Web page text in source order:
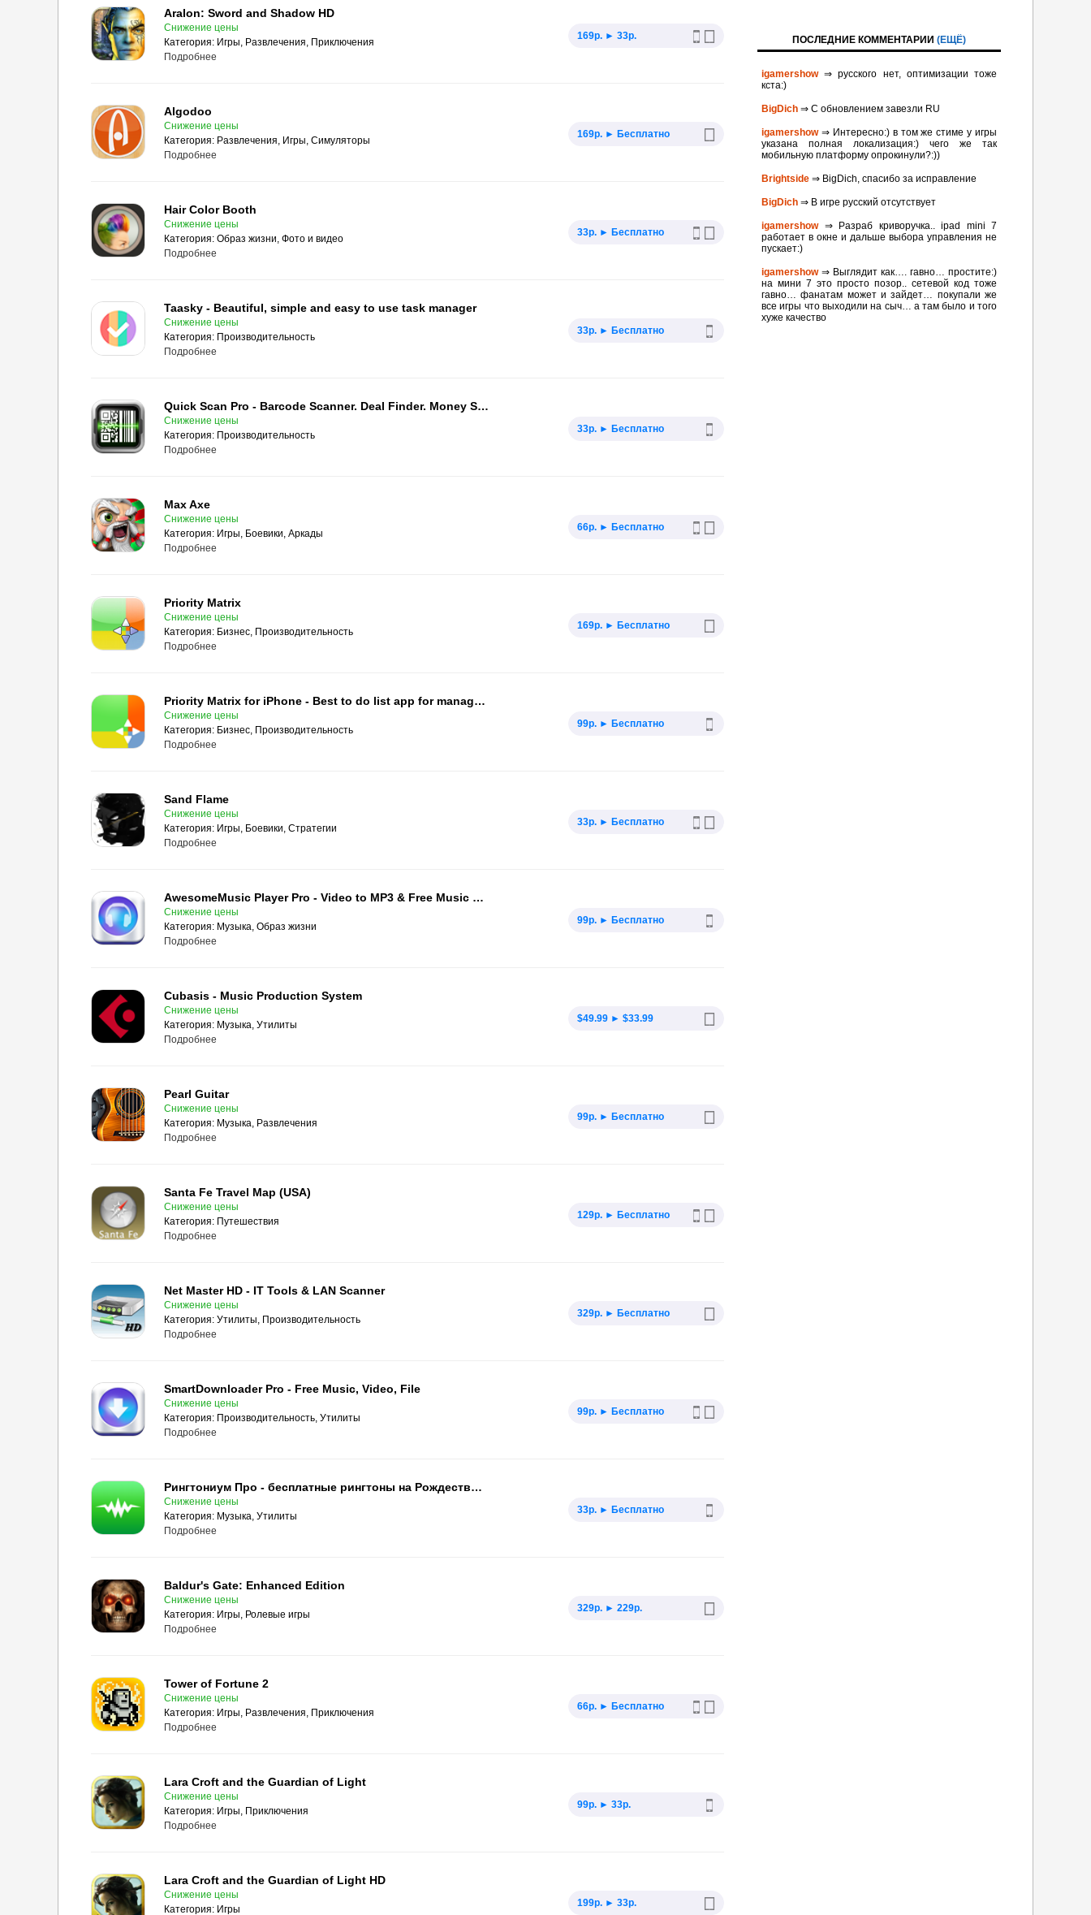
Aralon: Sword and Shadow HD
Снижение цены
Категория: Игры, Развлечения, Приключения
169р. ► 33р.
Подробнее
Algodoo
Снижение цены
Категория: Развлечения, Игры, Симуляторы
169р. ► Бесплатно
Подробнее
Hair Color Booth
Снижение цены
Категория: Образ жизни, Фото и видео
33р. ► Бесплатно
Подробнее
Taasky - Beautiful, simple and easy to use task manager
Снижение цены
Категория: Производительность
33р. ► Бесплатно
Подробнее
Quick Scan Pro - Barcode Scanner. Deal Finder. Money Saver.
Снижение цены
Категория: Производительность
33р. ► Бесплатно
Подробнее
Max Axe
Снижение цены
Категория: Игры, Боевики, Аркады
66р. ► Бесплатно
Подробнее
Priority Matrix
Снижение цены
Категория: Бизнес, Производительность
169р. ► Бесплатно
Подробнее
Priority Matrix for iPhone - Best to do list app for managers
Снижение цены
Категория: Бизнес, Производительность
99р. ► Бесплатно
Подробнее
Sand Flame
Снижение цены
Категория: Игры, Боевики, Стратегии
33р. ► Бесплатно
Подробнее
AwesomeMusic Player Pro - Video to MP3 & Free Music Downloader
Снижение цены
Категория: Музыка, Образ жизни
99р. ► Бесплатно
Подробнее
Cubasis - Music Production System
Снижение цены
Категория: Музыка, Утилиты
$49.99 ► $33.99
Подробнее
Pearl Guitar
Снижение цены
Категория: Музыка, Развлечения
99р. ► Бесплатно
Подробнее
Santa Fe Travel Map (USA)
Снижение цены
Категория: Путешествия
129р. ► Бесплатно
Подробнее
Net Master HD - IT Tools & LAN Scanner
Снижение цены
Категория: Утилиты, Производительность
329р. ► Бесплатно
Подробнее
SmartDownloader Pro - Free Music, Video, File
Снижение цены
Категория: Производительность, Утилиты
99р. ► Бесплатно
Подробнее
Рингтониум Про - бесплатные рингтоны на Рождество и Новый год без ограничений!
Снижение цены
Категория: Музыка, Утилиты
33р. ► Бесплатно
Подробнее
Baldur's Gate: Enhanced Edition
Снижение цены
Категория: Игры, Ролевые игры
329р. ► 229р.
Подробнее
Tower of Fortune 2
Снижение цены
Категория: Игры, Развлечения, Приключения
66р. ► Бесплатно
Подробнее
Lara Croft and the Guardian of Light
Снижение цены
Категория: Игры, Приключения
99р. ► 33р.
Подробнее
Lara Croft and the Guardian of Light HD
Снижение цены
Категория: Игры
199р. ► 33р.
ПОСЛЕДНИЕ КОММЕНТАРИИ (ЕЩЁ)
igamershow⇒ русского нет, оптимизации тоже
кста:)
BigDich ⇒ С обновлением завезли RU
igamershow⇒ Интересно:) в том же стиме у игры
указана полная локализация:) чего же так
мобильную платформу опрокинули?:))
Brightside ⇒ BigDich, спасибо за исправление
BigDich ⇒ В игре русский отсутствует
igamershow⇒ Разраб криворучка.. ipad mini 7
работает в окне и дальше выбора управления не
пускает:)
igamershow⇒ Выглядит как…. гавно… простите:)
на мини 7 это просто позор.. сетевой код тоже
гавно… фанатам может и зайдет… покупали же
все игры что выходили на сыч… а там было и того
хуже качество